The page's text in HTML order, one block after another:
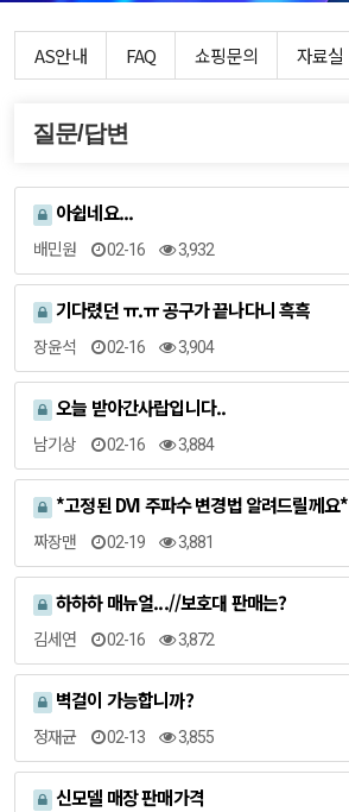
AS안내 FAQ 쇼핑문의 자료실
질문/답변
아쉽네요...
배민원 02-16 3,932
기다렸던 ㅠ.ㅠ 공구가 끝나다니 흑흑
장윤석 02-16 3,904
오늘 받아간사랍입니다..
남기상 02-16 3,884
*고정된 DVI 주파수 변경법 알려드릴께요*
짜장맨 02-19 3,881
하하하 매뉴얼...//보호대 판매는?
김세연 02-16 3,872
벽걸이 가능합니까?
정재균 02-13 3,855
신모델 매장 판매가격